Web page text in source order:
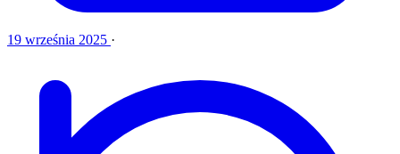
19 września 2025 ·